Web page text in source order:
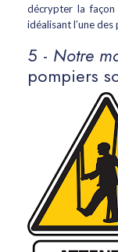
décrypter la
idéalisant l’une
5 - Notre
pompiers